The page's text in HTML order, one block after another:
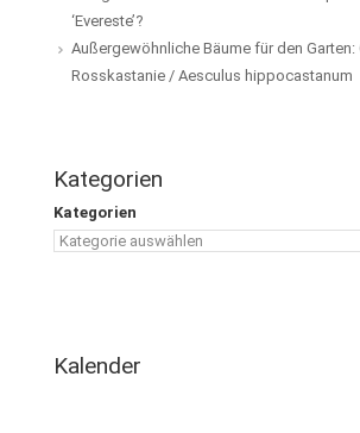
‘Evereste’?
Außergewöhnliche Bäume für den
Rosskastanie / Aesculus hippocastanum
Kategorien
Kategorien
Kalender